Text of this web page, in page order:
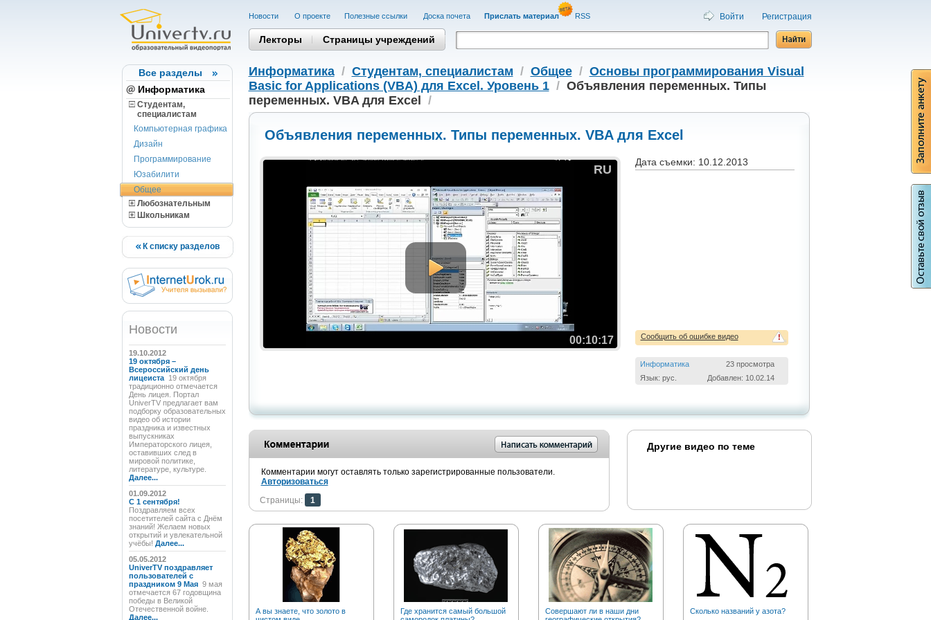
Все разделы
Информатика
Студентам,
cпециалистам
Компьютерная графика
Дизайн
Программирование
Юзабилити
Общее
Любознательным
Школьникам
К списку разделов
Новости
19.10.2012
19 октября –
Всероссийский день
лицеиста 19 октября
традиционно отмечается
День лицея. Портал
UniverTV предлагает вам
подборку образовательных
видео об истории
праздника и известных
выпускниках
Императорского лицея,
оставивших след в
мировой политике,
литературе, культуре.
Далее...
01.09.2012
C 1 сентября!
Поздравляем всех
посетителей сайта с Днём
знаний! Желаем новых
открытий и увлекательной
учёбы! Далее...
05.05.2012
UniverTV поздравляет
пользователей с
праздником 9 Мая 9 мая
отмечается 67 годовщина
победы в Великой
Отечественной войне.
Далее...
Новости О проекте Полезные cсылки Доска почета Прислать материал RSS Войти Регистрация
Лекторы Страницы учреждений
Информатика/ Студентам, cпециалистам / Общее/ Основы программирования Visual
Basic for Applications (VBA) для Excel. Уровень 1/ Объявления переменных. Типы
переменных. VBA для Excel
/
Объявления переменных. Типы переменных. VBA для Excel
RU
00:10:17
Дата съемки: 10.12.2013
!
Сообщить об ошибке видео
Информатика
23 просмотра
Язык: рус.
Добавлен: 10.02.14
Комментарии могут оставлять только зарегистрированные пользователи.
Авторизоваться
Страницы:
1
Другие видео по теме
А вы знаете, что золото в
Где хранится самый большой
Совершают ли в наши дни
Сколько названий у азота?